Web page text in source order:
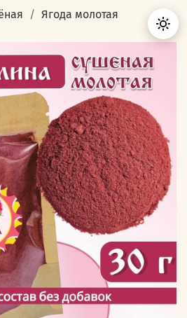
Ягода молотая